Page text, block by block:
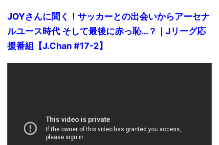
JOYさんに聞く！サッカーとの出会いからアーセナ
ルユース時代 そして最後に赤っ恥…？｜Jリーグ応
援番組【J.Chan #17-2】